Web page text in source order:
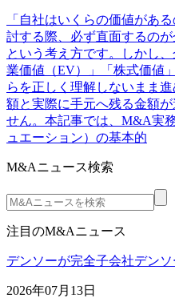
「自社はいくらの価値があ
討する際、必ず直面するの
という考え方です。しかし
業価値（EV）」「株式価値
らを正しく理解しないまま
額と実際に手元へ残る金額
せん。本記事では、M&A実
ュエーション）の基本的
M&Aニュース検索
注目のM&Aニュース
デンソーが完全子会社デン
2026年07月13日